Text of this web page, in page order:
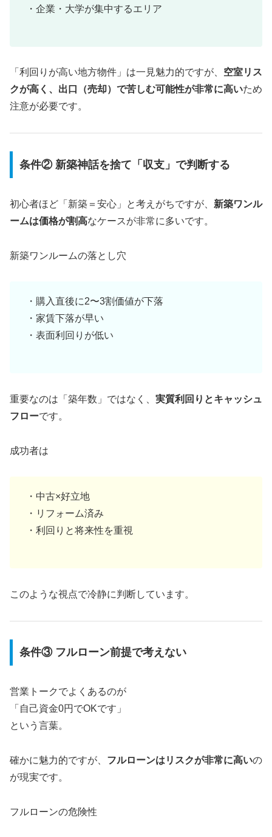
・企業・大学が集中するエリア
「利回りが高い地方物件」は一見魅力的ですが、 空室リス
クが高く、出口（売却）で苦しむ可能性が非常に高いため
注意が必要です。
条件② 新築神話を捨て「収支」で判断する
初心者ほど「新築＝安心」と考えがちですが、 新築ワンル
ームは価格が割高なケースが非常に多いです。
新築ワンルームの落とし穴
・購入直後に2〜3割価値が下落
・家賃下落が早い
・表面利回りが低い
重要なのは「築年数」ではなく、 実質利回りとキャッシュ
フローです。
成功者は
・中古×好立地
・リフォーム済み
・利回りと将来性を重視
このような視点で冷静に判断しています。
条件③ フルローン前提で考えない
営業トークでよくあるのが
「自己資金0円でOKです」
という言葉。
確かに魅力的ですが、 フルローンはリスクが非常に高いの
が現実です。
フルローンの危険性